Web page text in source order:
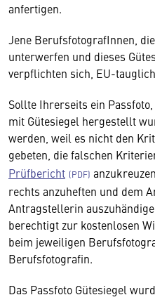
anfertigen.
Jene BerufsfotografInnen,
unterwerfen und dieses
verpflichten sich, EU-
Sollte Ihrerseits ein
mit Gütesiegel hergestellt
werden, weil es nicht den
gebeten, die falschen
Prüfbericht
rechts anzuheften und dem
Antragstellerin
berechtigt zur kostenlosen
beim jeweiligen
Berufsfotografin.
Das Passfoto Gütesiegel